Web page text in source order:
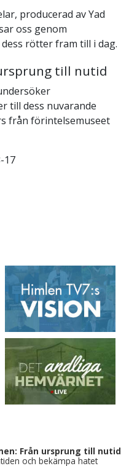
producerad av Yad
oss genom
rötter fram till i dag.
till nutid
till dess nuvarande
från förintelsemuseet
17
Från ursprung till nutid
och bekämpa hatet